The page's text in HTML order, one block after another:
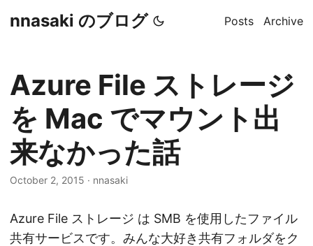
nnasaki のブログ Posts Archive
Azure File ストレージ
を Mac でマウント出
来なかった話
October 2, 2015 · nnasaki
Azure File ストレージ は SMB を使用したファイル
共有サービスです。みんな大好き共有フォルダをク